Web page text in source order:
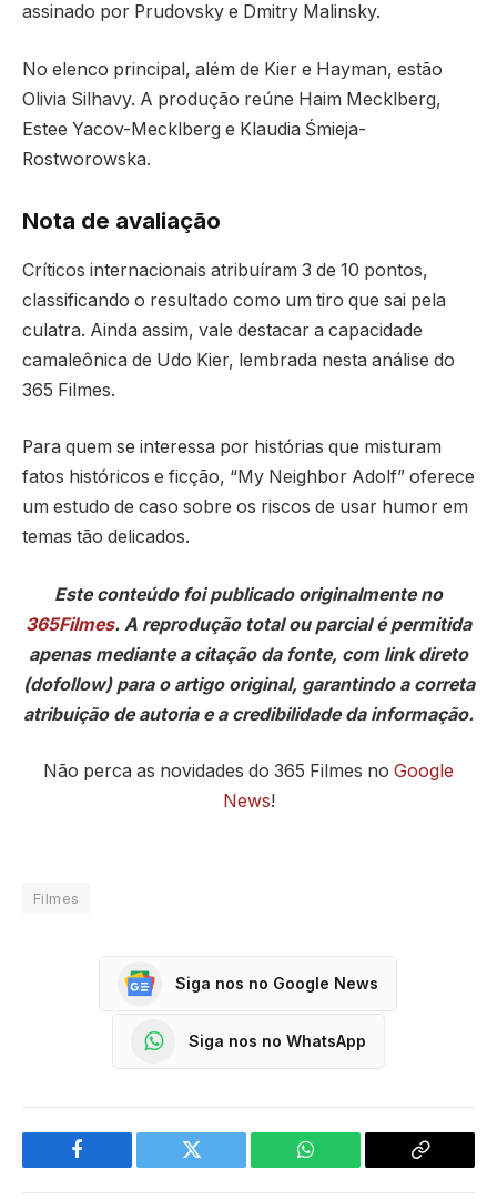
assinado por Prudovsky e Dmitry Malinsky.
No elenco principal, além de Kier e Hayman, estão
Olivia Silhavy. A produção reúne Haim Mecklberg,
Estee Yacov-Mecklberg e Klaudia Śmieja-
Rostworowska.
Nota de avaliação
Críticos internacionais atribuíram 3 de 10 pontos,
classificando o resultado como um tiro que sai pela
culatra. Ainda assim, vale destacar a capacidade
camaleônica de Udo Kier, lembrada nesta análise do
365 Filmes.
Para quem se interessa por histórias que misturam
fatos históricos e ficção, “My Neighbor Adolf” oferece
um estudo de caso sobre os riscos de usar humor em
temas tão delicados.
Este conteúdo foi publicado originalmente no
365Filmes. A reprodução total ou parcial é permitida
apenas mediante a citação da fonte, com link direto
(dofollow) para o artigo original, garantindo a correta
atribuição de autoria e a credibilidade da informação.
Não perca as novidades do 365 Filmes no Google
News!
Filmes
Siga nos no Google News
Siga nos no WhatsApp
Facebook Twitter WhatsApp
Copy